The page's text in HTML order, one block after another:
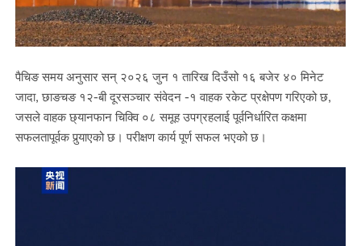
पैचिङ समय अनुसार सन् २०२६ जुन १ तारिख दिउँसो १६ बजेर ४० मिनेट
जादा, छाङचङ १२-बी दूरसञ्चार संवेदन -१ वाहक रकेट प्रक्षेपण गरिएको छ,
जसले वाहक छ्यानफान चिक्वि ०८ समूह उपग्रहलाई पूर्वनिर्धारित कक्षमा
सफलतापूर्वक पुर्‍याएको छ। परीक्षण कार्य पूर्ण सफल भएको छ।